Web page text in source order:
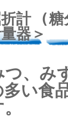
折計 (
器＞
つ、み
い食